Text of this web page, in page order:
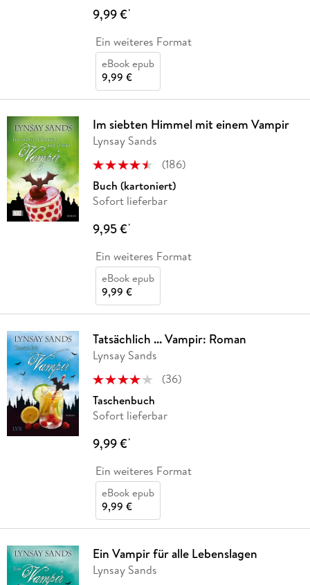
9,99 €*
Ein weiteres Format
eBook epub
9,99 €
Im siebten Himmel mit einem Vampir
Lynsay Sands
(186)
Buch (kartoniert)
Sofort lieferbar
9,95 €*
Ein weiteres Format
eBook epub
9,99 €
Tatsächlich ... Vampir: Roman
Lynsay Sands
(36)
Taschenbuch
Sofort lieferbar
9,99 €*
Ein weiteres Format
eBook epub
9,99 €
Ein Vampir für alle Lebenslagen
Lynsay Sands